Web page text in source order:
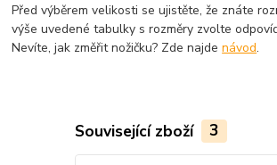
Před výběrem velikosti se ujistěte, že znáte
výše uvedené tabulky s rozměry zvolte
Nevíte, jak změřit nožičku? Zde najdenávod.
Související zboží 3